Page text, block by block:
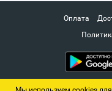
Оплата